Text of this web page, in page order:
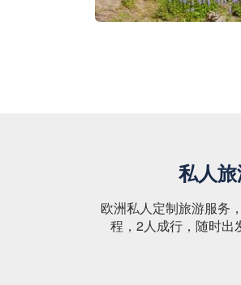
私人
欧洲私人定制旅游服务
程，2人成行，随时出